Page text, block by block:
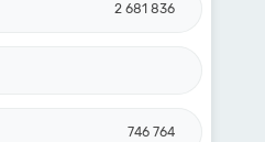
2 681 836
746 764